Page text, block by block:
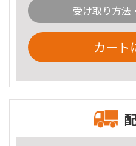
受け取り方法
カート